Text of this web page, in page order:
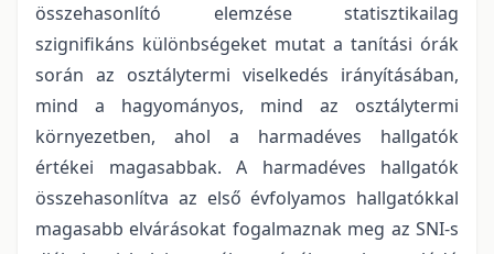
összehasonlító elemzése statisztikailag
szignifikáns különbségeket mutat a tanítási órák
során az osztálytermi viselkedés irányításában,
mind a hagyományos, mind az osztálytermi
környezetben, ahol a harmadéves hallgatók
értékei magasabbak. A harmadéves hallgatók
összehasonlítva az első évfolyamos hallgatókkal
magasabb elvárásokat fogalmaznak meg az SNI-s